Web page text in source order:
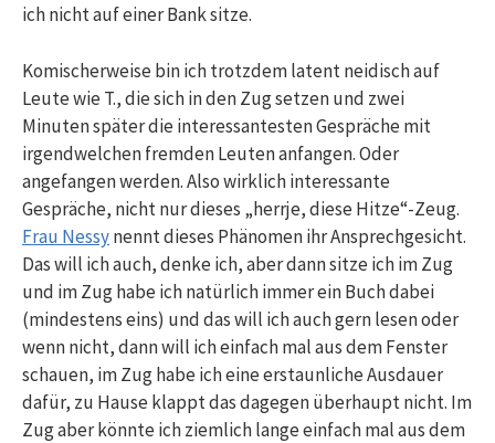
ich nicht auf einer Bank sitze.
Komischerweise bin ich trotzdem latent neidisch auf
Leute wie T., die sich in den Zug setzen und zwei
Minuten später die interessantesten Gespräche mit
irgendwelchen fremden Leuten anfangen. Oder
angefangen werden. Also wirklich interessante
Gespräche, nicht nur dieses „herrje, diese Hitze“-Zeug.
Frau Nessynennt dieses Phänomen ihr Ansprechgesicht.
Das will ich auch, denke ich, aber dann sitze ich im Zug
und im Zug habe ich natürlich immer ein Buch dabei
(mindestens eins) und das will ich auch gern lesen oder
wenn nicht, dann will ich einfach mal aus dem Fenster
schauen, im Zug habe ich eine erstaunliche Ausdauer
dafür, zu Hause klappt das dagegen überhaupt nicht. Im
Zug aber könnte ich ziemlich lange einfach mal aus dem